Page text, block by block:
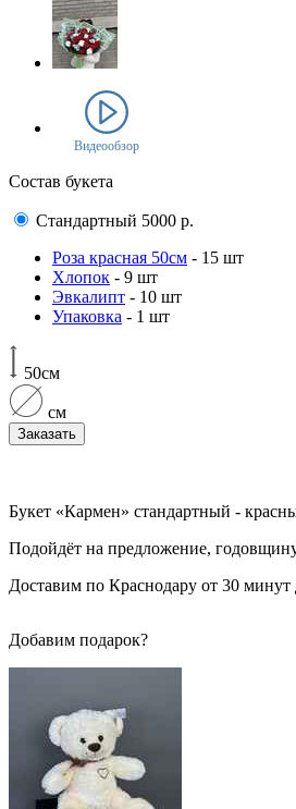
Видеообзор
Состав букета
Стандартный 5000 р.
Роза красная 50см - 15 шт
Хлопок - 9 шт
Эвкалипт - 10 шт
Упаковка - 1 шт
50см
см
Заказать
Букет «Кармен» стандартный -
Подойдёт на предложение,
Доставим по Краснодару от 30 минут
Добавим подарок?